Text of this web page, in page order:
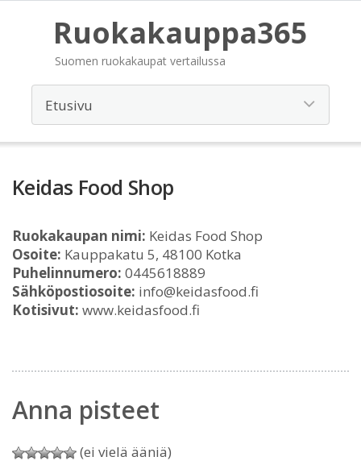
Ruokakauppa365
Suomen ruokakaupat vertailussa
Keidas Food Shop
Ruokakaupan nimi: Keidas Food Shop
Osoite: Kauppakatu 5, 48100 Kotka
Puhelinnumero: 0445618889
Sähköpostiosoite: info@keidasfood.fi
Kotisivut: www.keidasfood.fi
Anna pisteet
(ei vielä ääniä)